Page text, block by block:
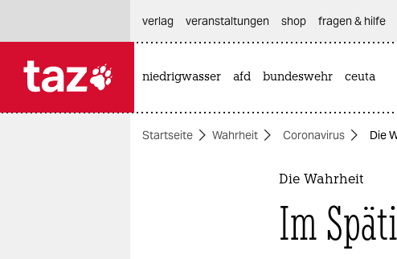
themen
verlag
veranstaltungen shop fragen & hilfe
niedrigwasser afd bundeswehr ceuta
Startseite Wahrheit Coronavirus Die
Die Wahrheit
Im